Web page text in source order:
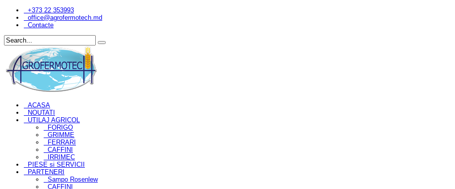
+373 22 353993
office@agrofermotech.md
Contacte
ACASA
NOUTATI
UTILAJ AGRICOL
FORIGO
GRIMME
FERRARI
CAFFINI
IRRIMEC
PIESE si SERVICII
PARTENERI
Sampo Rosenlew
CAFFINI